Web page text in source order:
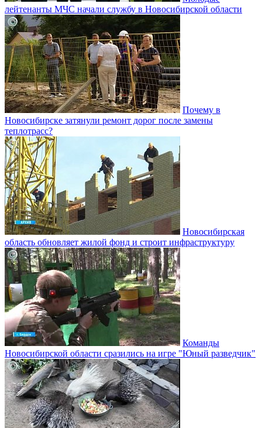
лейтенанты МЧС начали службу в Новосибирской области
Почему в
Новосибирске затянули ремонт дорог после замены
теплотрасс?
Новосибирская
область обновляет жилой фонд и строит инфраструктуру
Команды
Новосибирской области сразились на игре "Юный разведчик"